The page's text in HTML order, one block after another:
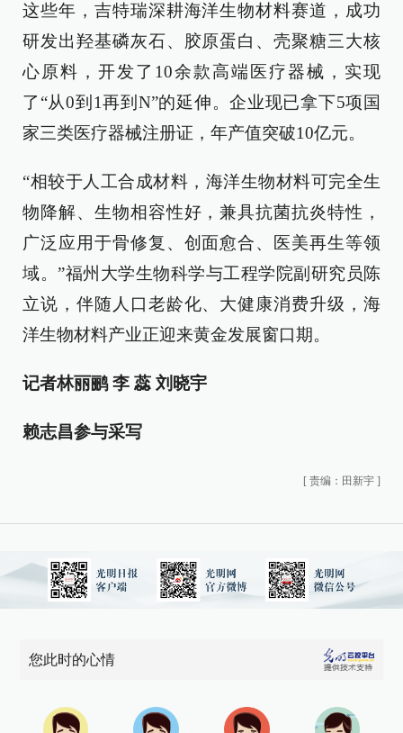
这些年，吉特瑞深耕海洋生物材料赛道，成功
研发出羟基磷灰石、胶原蛋白、壳聚糖三大核
心原料，开发了10余款高端医疗器械，实现
了“从0到1再到N”的延伸。企业现已拿下5项国
家三类医疗器械注册证，年产值突破10亿元。
“相较于人工合成材料，海洋生物材料可完全生
物降解、生物相容性好，兼具抗菌抗炎特性，
广泛应用于骨修复、创面愈合、医美再生等领
域。”福州大学生物科学与工程学院副研究员陈
立说，伴随人口老龄化、大健康消费升级，海
洋生物材料产业正迎来黄金发展窗口期。
记者林丽鹂 李 蕊 刘晓宇
赖志昌参与采写
[ 责编：田新宇 ]
您此时的心情